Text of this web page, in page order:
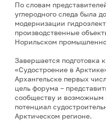
По словам
углеродного следа была
модернизации
производственные
Норильском
Завершается
«Судостроение в
Архангельске первых
цель форума –
сообществу и
потенциал
Арктическом регионе.